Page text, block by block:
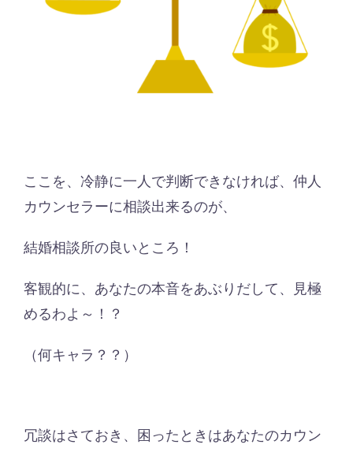
ここを、冷静に一人で判断できなければ、仲人
カウンセラーに相談出来るのが、
結婚相談所の良いところ！
客観的に、あなたの本音をあぶりだして、見極
めるわよ～！？
（何キャラ？？）
冗談はさておき、困ったときはあなたのカウン